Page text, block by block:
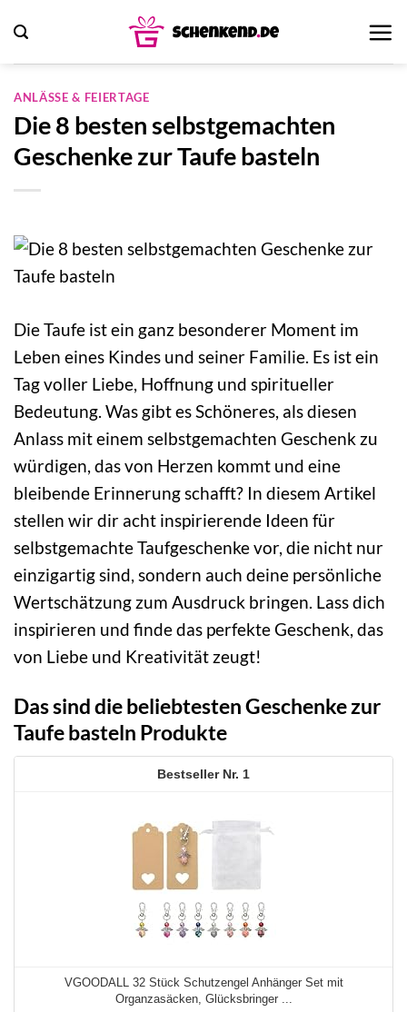
Inhalt
springen
ANLÄSSE & FEIERTAGE
Die 8 besten selbstgemachten
Geschenke zur Taufe basteln
Die Taufe ist ein ganz besonderer Moment im
Leben eines Kindes und seiner Familie. Es ist ein
Tag voller Liebe, Hoffnung und spiritueller
Bedeutung. Was gibt es Schöneres, als diesen
Anlass mit einem selbstgemachten Geschenk zu
würdigen, das von Herzen kommt und eine
bleibende Erinnerung schafft? In diesem Artikel
stellen wir dir acht inspirierende Ideen für
selbstgemachte Taufgeschenke vor, die nicht nur
einzigartig sind, sondern auch deine persönliche
Wertschätzung zum Ausdruck bringen. Lass dich
inspirieren und finde das perfekte Geschenk, das
von Liebe und Kreativität zeugt!
Das sind die beliebtesten Geschenke zur
Taufe basteln Produkte
1
VGOODALL 32 Stück Schutzengel Anhänger Set mit
Organzasäcken, Glücksbringer ...